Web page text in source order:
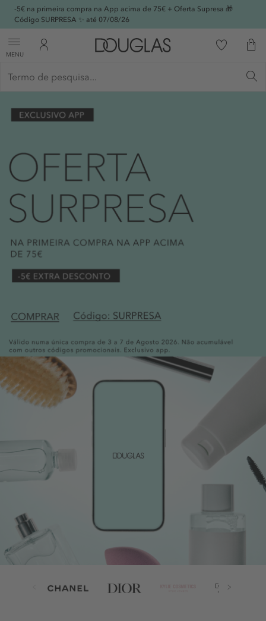
-5€ na primeira compra na App acima de 75€ + Oferta Supresa 🎁
Código SURPRESA ✨ até 07/08/26
MENU